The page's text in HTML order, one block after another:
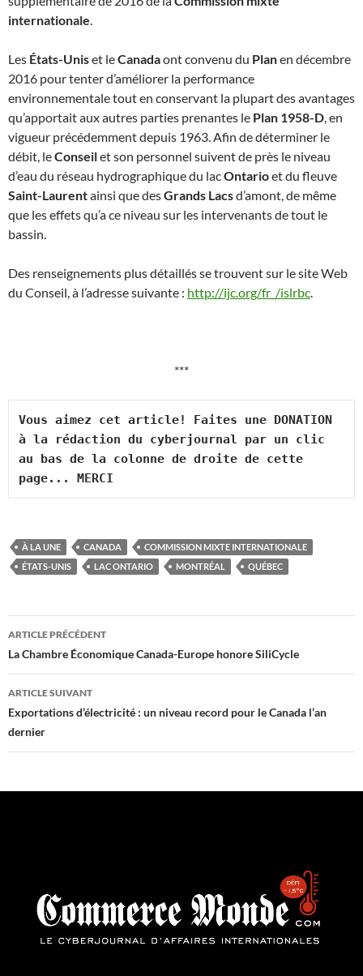
internationale.
Les États-Uniset leCanadaont convenu du Planen décembre
2016 pour tenter d’améliorer la performance
environnementale tout en conservant la plupart des avantages
qu’apportait aux autres parties prenantes le Plan 1958-D, en
vigueur précédemment depuis 1963. Afin de déterminer le
débit, leConseilet son personnel suivent de près le niveau
d’eau du réseau hydrographique du lacOntarioet du fleuve
Saint-Laurentainsi que desGrands Lacsd’amont, de même
que les effets qu’a ce niveau sur les intervenants de tout le
bassin.
Des renseignements plus détaillés se trouvent sur le site Web
du Conseil, à l’adresse suivante : http://ijc.org/fr_/islrbc.
***
Vous aimez cet article! Faites une DONATION
à la rédaction du cyberjournal par un clic
au bas de la colonne de droite de cette
page... MERCI
À LA UNE CANADA
COMMISSION MIXTE INTERNATIONALE
ÉTATS-UNIS
LAC ONTARIO MONTRÉAL QUÉBEC
Navigation
des
articles
ARTICLE PRÉCÉDENT
La Chambre Économique Canada-Europe honore SiliCycle
ARTICLE SUIVANT
Exportations d’électricité : un niveau record pour le Canada l’an
dernier